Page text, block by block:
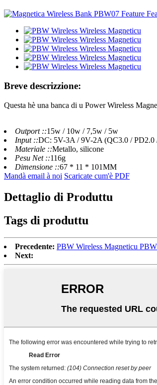
Breve descrizzione:
Questa hè una banca di u Power Wireless
Outport ::15w / 10w / 7,5w / 5w
Input ::DC: 5V-3A / 9V-2A (QC3.0 / PD2.0
Materiale ::Metallo, silicone
Pesu Net ::116g
Dimensione ::67 * 11 * 101MM
Mandà email à noi Scaricate cum'è PDF
Dettaglio di Produttu
Tags di produttu
Precedente: PBW Wireless Magneticu
Next: